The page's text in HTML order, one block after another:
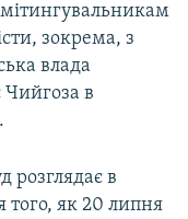
зокрема, з
влада
Чийгоза в
розглядає в
того, як 20 липня